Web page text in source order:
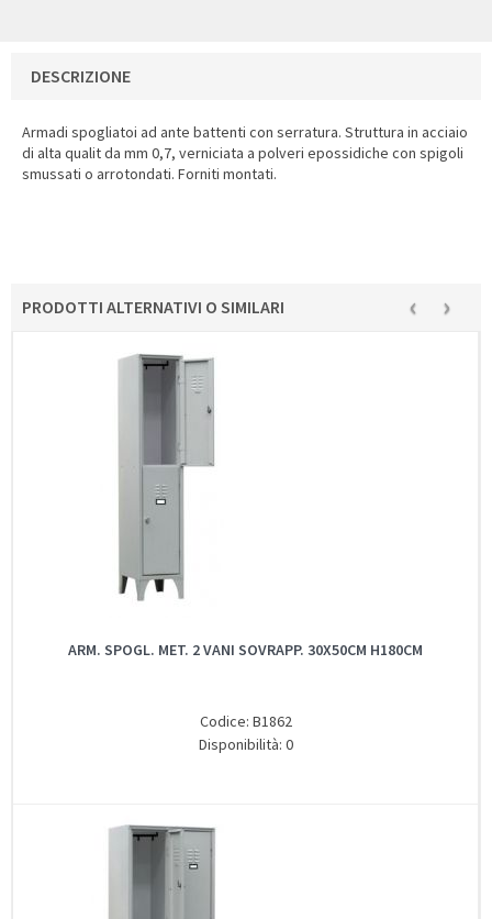
DESCRIZIONE
Armadi spogliatoi ad ante battenti con serratura. Struttura in acciaio
di alta qualit da mm 0,7, verniciata a polveri epossidiche con spigoli
smussati o arrotondati. Forniti montati.
PRODOTTI ALTERNATIVI O SIMILARI ‹ ›
ARM. SPOGL. MET. 2 VANI SOVRAPP. 30X50CM H180CM
Codice: B1862
Disponibilità: 0